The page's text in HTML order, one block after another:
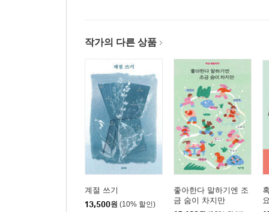
작가의 다른 상품
계절 쓰기
13,500원 (10% 할인)
좋아한다 말하기엔 조
금 숨이 차지만